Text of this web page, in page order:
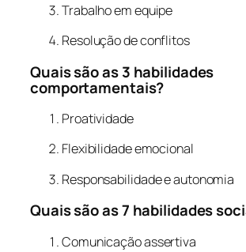
Trabalho em equipe
Resolução de conflitos
Quais são as 3 habilidades
comportamentais?
Proatividade
Flexibilidade emocional
Responsabilidade e autonomia
Quais são as 7 habilidades
Comunicação assertiva